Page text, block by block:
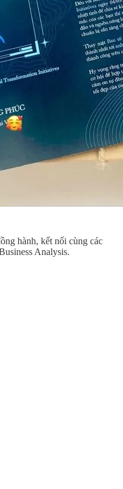
hành, kết nối cùng các
Analysis.